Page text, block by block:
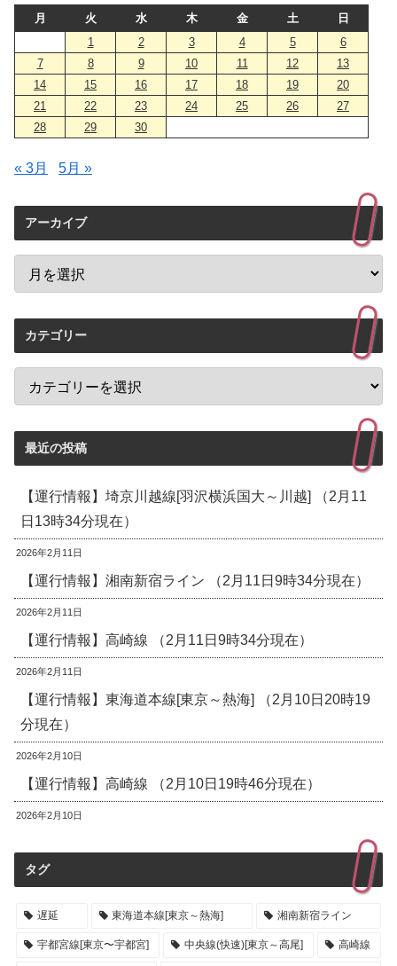
月 火 水 木 金 土
日
1
2 3 4 5
6
7
8 9 10 11 12
13
14
15 16 17 18 19
20
21
22 23 24 25 26
27
28
29 30
« 3月 5月 »
アーカイブ
カテゴリー
最近の投稿
【運行情報】埼京川越線[羽沢横浜国大～川越] （2月11
日13時34分現在）
2026年2月11日
【運行情報】湘南新宿ライン （2月11日9時34分現在）
2026年2月11日
【運行情報】高崎線 （2月11日9時34分現在）
2026年2月11日
【運行情報】東海道本線[東京～熱海] （2月10日20時19
分現在）
2026年2月10日
【運行情報】高崎線 （2月10日19時46分現在）
2026年2月10日
タグ
遅延 東海道本線[東京～熱海] 湘南新宿ライン
宇都宮線[東京〜宇都宮] 中央線(快速)[東京～高尾] 高崎線